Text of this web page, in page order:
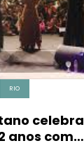
RIO
celebra
anos com